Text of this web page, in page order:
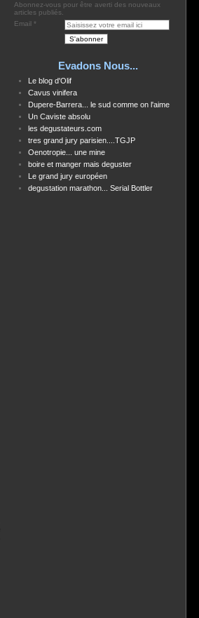
Abonnez-vous pour être averti des nouveaux
articles publiés.
Email
Evadons Nous...
Le blog d'Olif
Cavus vinifera
Dupere-Barrera... le sud comme on l'aime
Un Caviste absolu
les degustateurs.com
tres grand jury parisien....TGJP
Oenotropie... une mine
boire et manger mais deguster
Le grand jury européen
degustation marathon... Serial Bottler